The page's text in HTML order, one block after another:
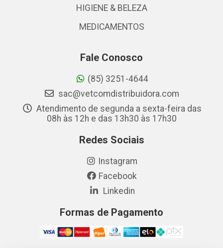
HIGIENE & BELEZA
MEDICAMENTOS
Fale Conosco
(85) 3251-4644
sac@vetcomdistribuidora.com
Atendimento de segunda a sexta-feira das
08h às 12h e das 13h30 às 17h30
Redes Sociais
Instagram
Facebook
Linkedin
Formas de Pagamento